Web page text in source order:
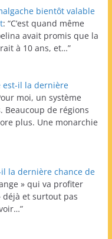
bientôt valable
: “C’est quand même
avait promis que la
à 10 ans, et…”
est-il la dernière
moi, un système
Beaucoup de régions
plus. Une monarchie
la dernière chance de
» qui va profiter
déjà et surtout pas
”